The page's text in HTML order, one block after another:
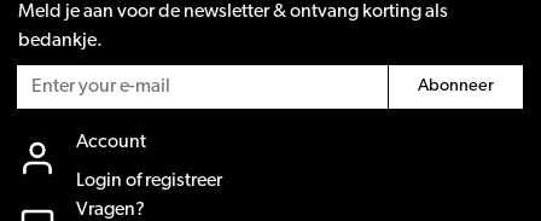
Meld je aan voor de newsletter & ontvang korting als
bedankje.
Abonneer
Account
Login of registreer
Vragen?